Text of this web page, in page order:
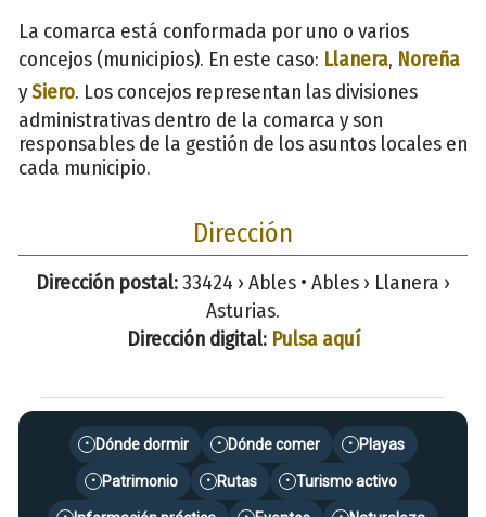
La comarca está conformada por uno o varios
concejos (municipios). En este caso: Llanera, Noreña
ySiero. Los concejos representan las divisiones
administrativas dentro de la comarca y son
responsables de la gestión de los asuntos locales en
cada municipio.
Dirección
Dirección postal:33424 › Ables • Ables › Llanera ›
Asturias.
Dirección digital: Pulsa aquí
• Dónde dormir • Dónde comer • Playas
• Patrimonio • Rutas • Turismo activo